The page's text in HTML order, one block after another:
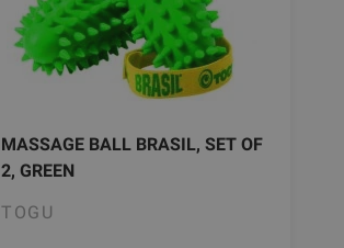
MASSAGE BALL BRASIL, SET OF
2, GREEN
TOGU